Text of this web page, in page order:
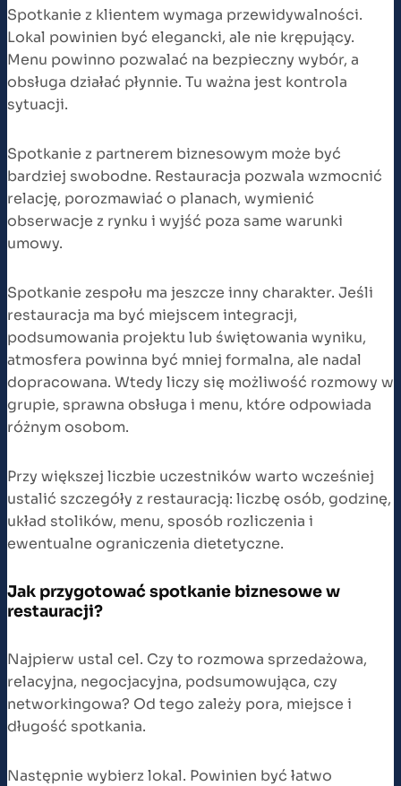
Spotkanie z klientem wymaga przewidywalności.
Lokal powinien być elegancki, ale nie krępujący.
Menu powinno pozwalać na bezpieczny wybór, a
obsługa działać płynnie. Tu ważna jest kontrola
sytuacji.
Spotkanie z partnerem biznesowym może być
bardziej swobodne. Restauracja pozwala wzmocnić
relację, porozmawiać o planach, wymienić
obserwacje z rynku i wyjść poza same warunki
umowy.
Spotkanie zespołu ma jeszcze inny charakter. Jeśli
restauracja ma być miejscem integracji,
podsumowania projektu lub świętowania wyniku,
atmosfera powinna być mniej formalna, ale nadal
dopracowana. Wtedy liczy się możliwość rozmowy w
grupie, sprawna obsługa i menu, które odpowiada
różnym osobom.
Przy większej liczbie uczestników warto wcześniej
ustalić szczegóły z restauracją: liczbę osób, godzinę,
układ stolików, menu, sposób rozliczenia i
ewentualne ograniczenia dietetyczne.
Jak przygotować spotkanie biznesowe w
restauracji?
Najpierw ustal cel. Czy to rozmowa sprzedażowa,
relacyjna, negocjacyjna, podsumowująca, czy
networkingowa? Od tego zależy pora, miejsce i
długość spotkania.
Następnie wybierz lokal. Powinien być łatwo